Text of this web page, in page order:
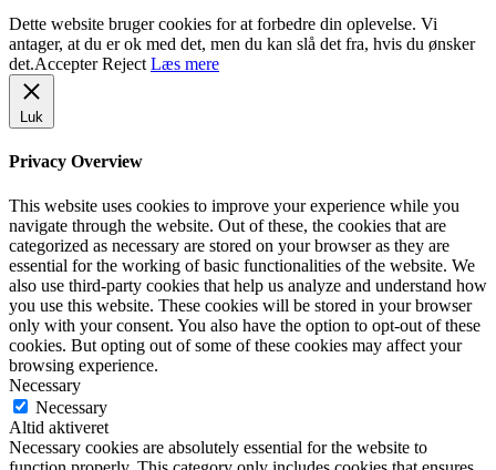
Dette website bruger cookies for at forbedre din oplevelse. Vi
antager, at du er ok med det, men du kan slå det fra, hvis du ønsker
det.Accepter Reject Læs mere
Luk
Privacy Overview
This website uses cookies to improve your experience while you
navigate through the website. Out of these, the cookies that are
categorized as necessary are stored on your browser as they are
essential for the working of basic functionalities of the website. We
also use third-party cookies that help us analyze and understand how
you use this website. These cookies will be stored in your browser
only with your consent. You also have the option to opt-out of these
cookies. But opting out of some of these cookies may affect your
browsing experience.
Necessary
Necessary
Altid aktiveret
Necessary cookies are absolutely essential for the website to